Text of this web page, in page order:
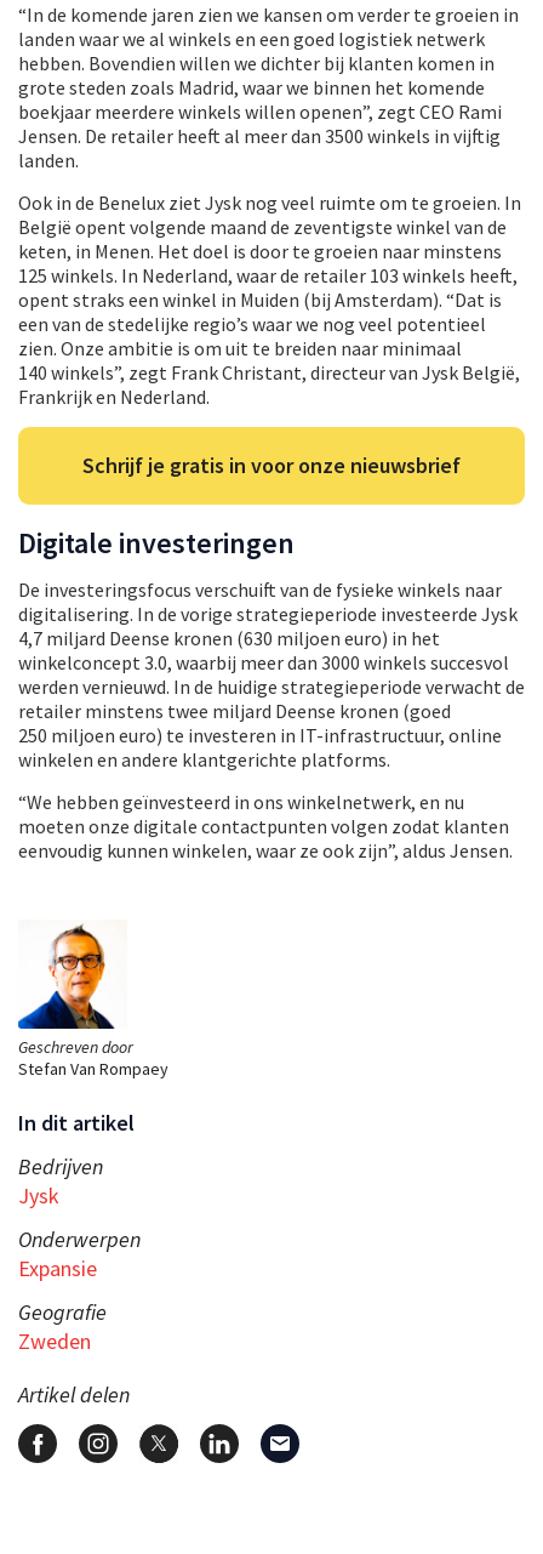
Geschreven door
Stefan Van Rompaey
In dit artikel
Bedrijven
Jysk
Onderwerpen
Expansie
Geografie
Zweden
Artikel delen
“In de komende jaren zien we kansen om verder te groeien in
landen waar we al winkels en een goed logistiek netwerk
hebben. Bovendien willen we dichter bij klanten komen in
grote steden zoals Madrid, waar we binnen het komende
boekjaar meerdere winkels willen openen”, zegt CEO Rami
Jensen. De retailer heeft al meer dan 3500 winkels in vijftig
landen.
Ook in de Benelux ziet Jysk nog veel ruimte om te groeien. In
België opent volgende maand de zeventigste winkel van de
keten, in Menen. Het doel is door te groeien naar minstens
125 winkels. In Nederland, waar de retailer 103 winkels heeft,
opent straks een winkel in Muiden (bij Amsterdam). “Dat is
een van de stedelijke regio’s waar we nog veel potentieel
zien. Onze ambitie is om uit te breiden naar minimaal
140 winkels”, zegt Frank Christant, directeur van Jysk België,
Frankrijk en Nederland.
Schrijf je gratis in voor onze nieuwsbrief
Digitale investeringen
De investeringsfocus verschuift van de fysieke winkels naar
digitalisering. In de vorige strategieperiode investeerde Jysk
4,7 miljard Deense kronen (630 miljoen euro) in het
winkelconcept 3.0, waarbij meer dan 3000 winkels succesvol
werden vernieuwd. In de huidige strategieperiode verwacht de
retailer minstens twee miljard Deense kronen (goed
250 miljoen euro) te investeren in IT-infrastructuur, online
winkelen en andere klantgerichte platforms.
“We hebben geïnvesteerd in ons winkelnetwerk, en nu
moeten onze digitale contactpunten volgen zodat klanten
eenvoudig kunnen winkelen, waar ze ook zijn”, aldus Jensen.